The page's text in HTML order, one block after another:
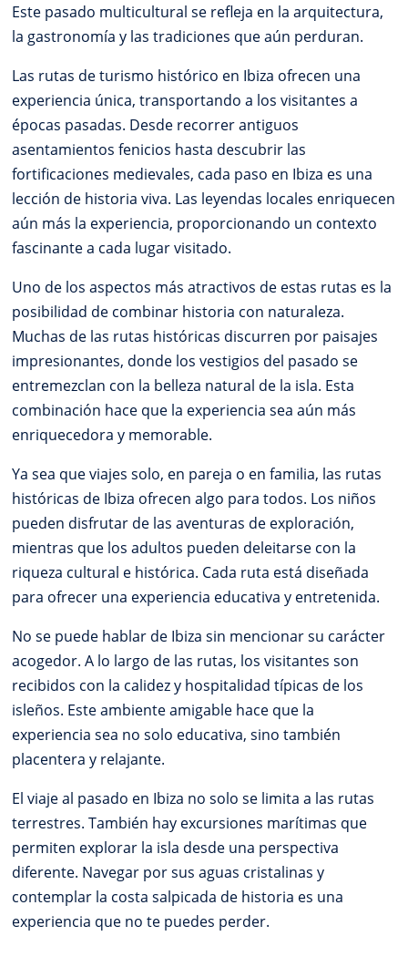
Este pasado multicultural se refleja en la arquitectura,
la gastronomía y las tradiciones que aún perduran.
Las rutas de turismo histórico en Ibiza ofrecen una
experiencia única, transportando a los visitantes a
épocas pasadas. Desde recorrer antiguos
asentamientos fenicios hasta descubrir las
fortificaciones medievales, cada paso en Ibiza es una
lección de historia viva. Las leyendas locales enriquecen
aún más la experiencia, proporcionando un contexto
fascinante a cada lugar visitado.
Uno de los aspectos más atractivos de estas rutas es la
posibilidad de combinar historia con naturaleza.
Muchas de las rutas históricas discurren por paisajes
impresionantes, donde los vestigios del pasado se
entremezclan con la belleza natural de la isla. Esta
combinación hace que la experiencia sea aún más
enriquecedora y memorable.
Ya sea que viajes solo, en pareja o en familia, las rutas
históricas de Ibiza ofrecen algo para todos. Los niños
pueden disfrutar de las aventuras de exploración,
mientras que los adultos pueden deleitarse con la
riqueza cultural e histórica. Cada ruta está diseñada
para ofrecer una experiencia educativa y entretenida.
No se puede hablar de Ibiza sin mencionar su carácter
acogedor. A lo largo de las rutas, los visitantes son
recibidos con la calidez y hospitalidad típicas de los
isleños. Este ambiente amigable hace que la
experiencia sea no solo educativa, sino también
placentera y relajante.
El viaje al pasado en Ibiza no solo se limita a las rutas
terrestres. También hay excursiones marítimas que
permiten explorar la isla desde una perspectiva
diferente. Navegar por sus aguas cristalinas y
contemplar la costa salpicada de historia es una
experiencia que no te puedes perder.